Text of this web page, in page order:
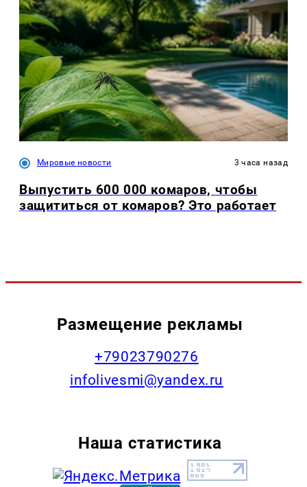
Мировые новости 3 часа назад
Выпустить 600 000 комаров, чтобы
защититься от комаров? Это работает
Размещение рекламы
+79023790276
infolivesmi@yandex.ru
Наша статистика